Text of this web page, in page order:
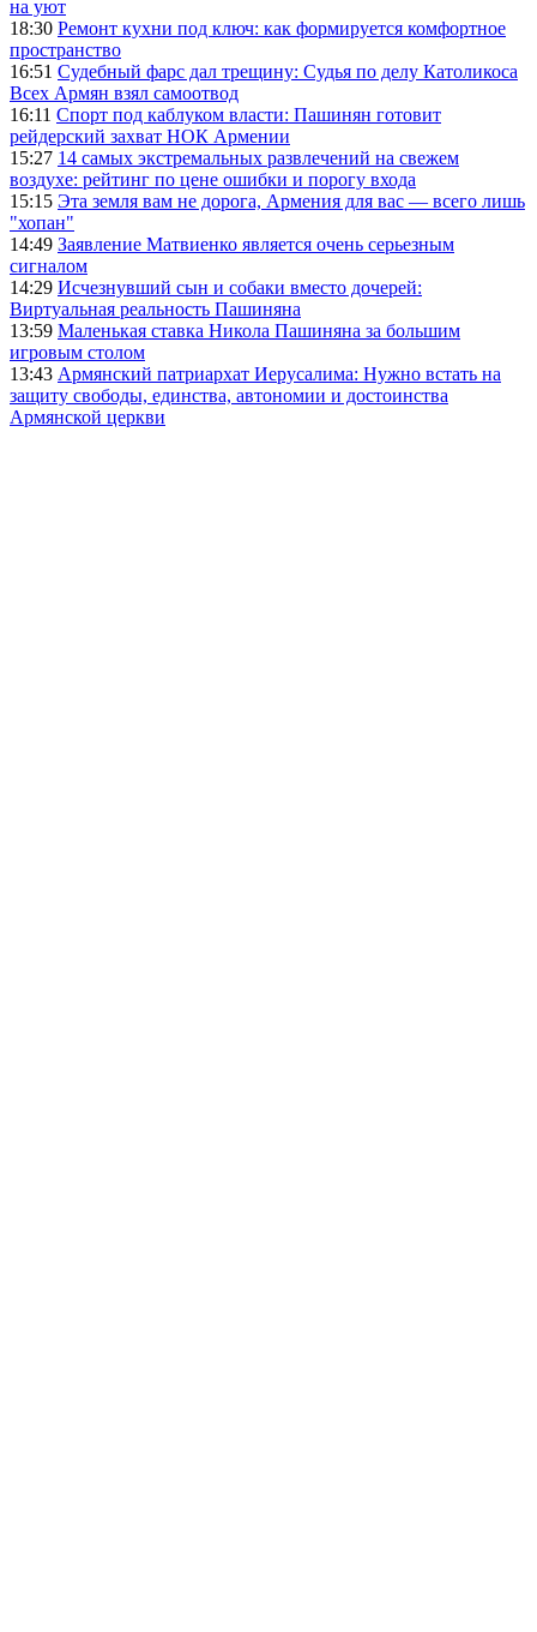
на уют
18:30 Ремонт кухни под ключ: как формируется комфортное
пространство
16:51 Судебный фарс дал трещину: Судья по делу Католикоса
Всех Армян взял самоотвод
16:11 Спорт под каблуком власти: Пашинян готовит
рейдерский захват НОК Армении
15:27 14 самых экстремальных развлечений на свежем
воздухе: рейтинг по цене ошибки и порогу входа
15:15 Эта земля вам не дорога, Армения для вас — всего лишь
"хопан"
14:49 Заявление Матвиенко является очень серьезным
сигналом
14:29 Исчезнувший сын и собаки вместо дочерей:
Виртуальная реальность Пашиняна
13:59 Маленькая ставка Никола Пашиняна за большим
игровым столом
13:43 Армянский патриархат Иерусалима: Нужно встать на
защиту свободы, единства, автономии и достоинства
Армянской церкви